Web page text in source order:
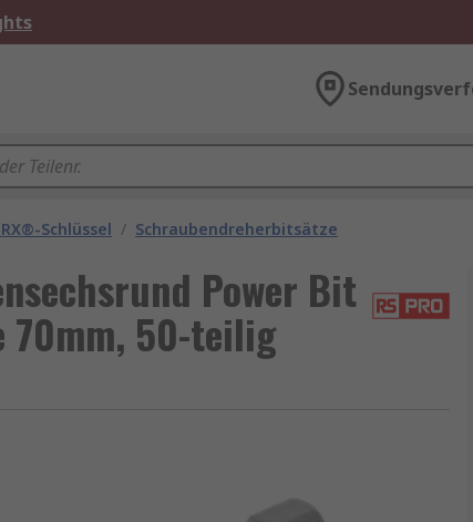
Schlüssel / Schraubendreherbitsätze
Power Bit
70mm, 50-teilig